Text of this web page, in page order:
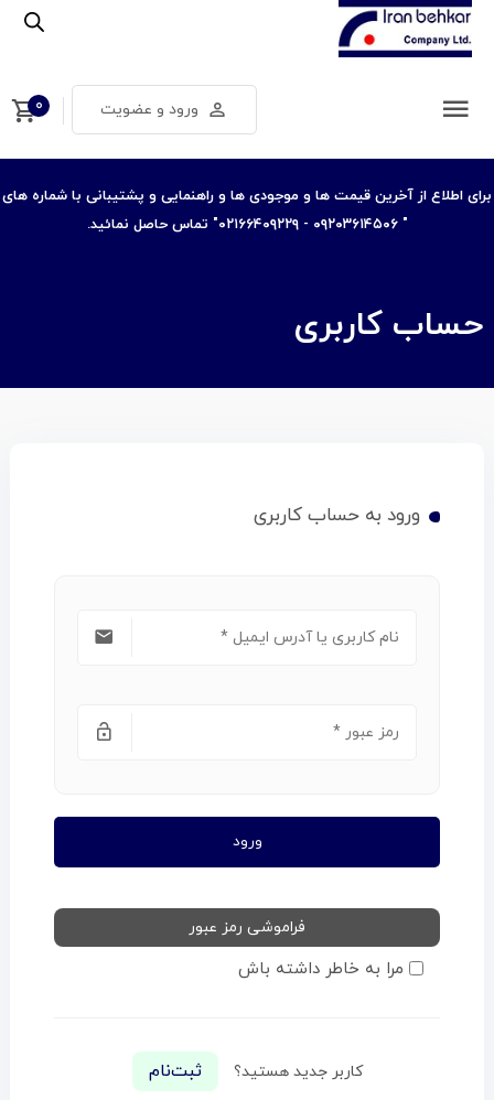
۰ ورود و عضویت
برای اطلاع از آخرین قیمت ها و موجودی ها و راهنمایی و پشتیبانی با شماره های
" ۰۹۲۰۳۶۱۴۵۰۶ - ۰۲۱۶۶۴۰۹۲۲۹" تماس حاصل نمائید.
حساب کاربری
ورود به حساب کاربری
ورود
فراموشی رمز عبور
مرا به خاطر داشته باش
کاربر جدید هستید؟ ثبت‌نام